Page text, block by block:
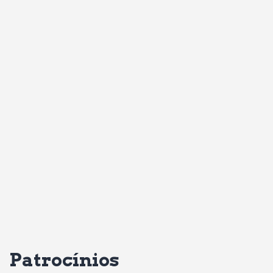
Patrocínios